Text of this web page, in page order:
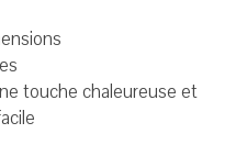
touche chaleureuse et